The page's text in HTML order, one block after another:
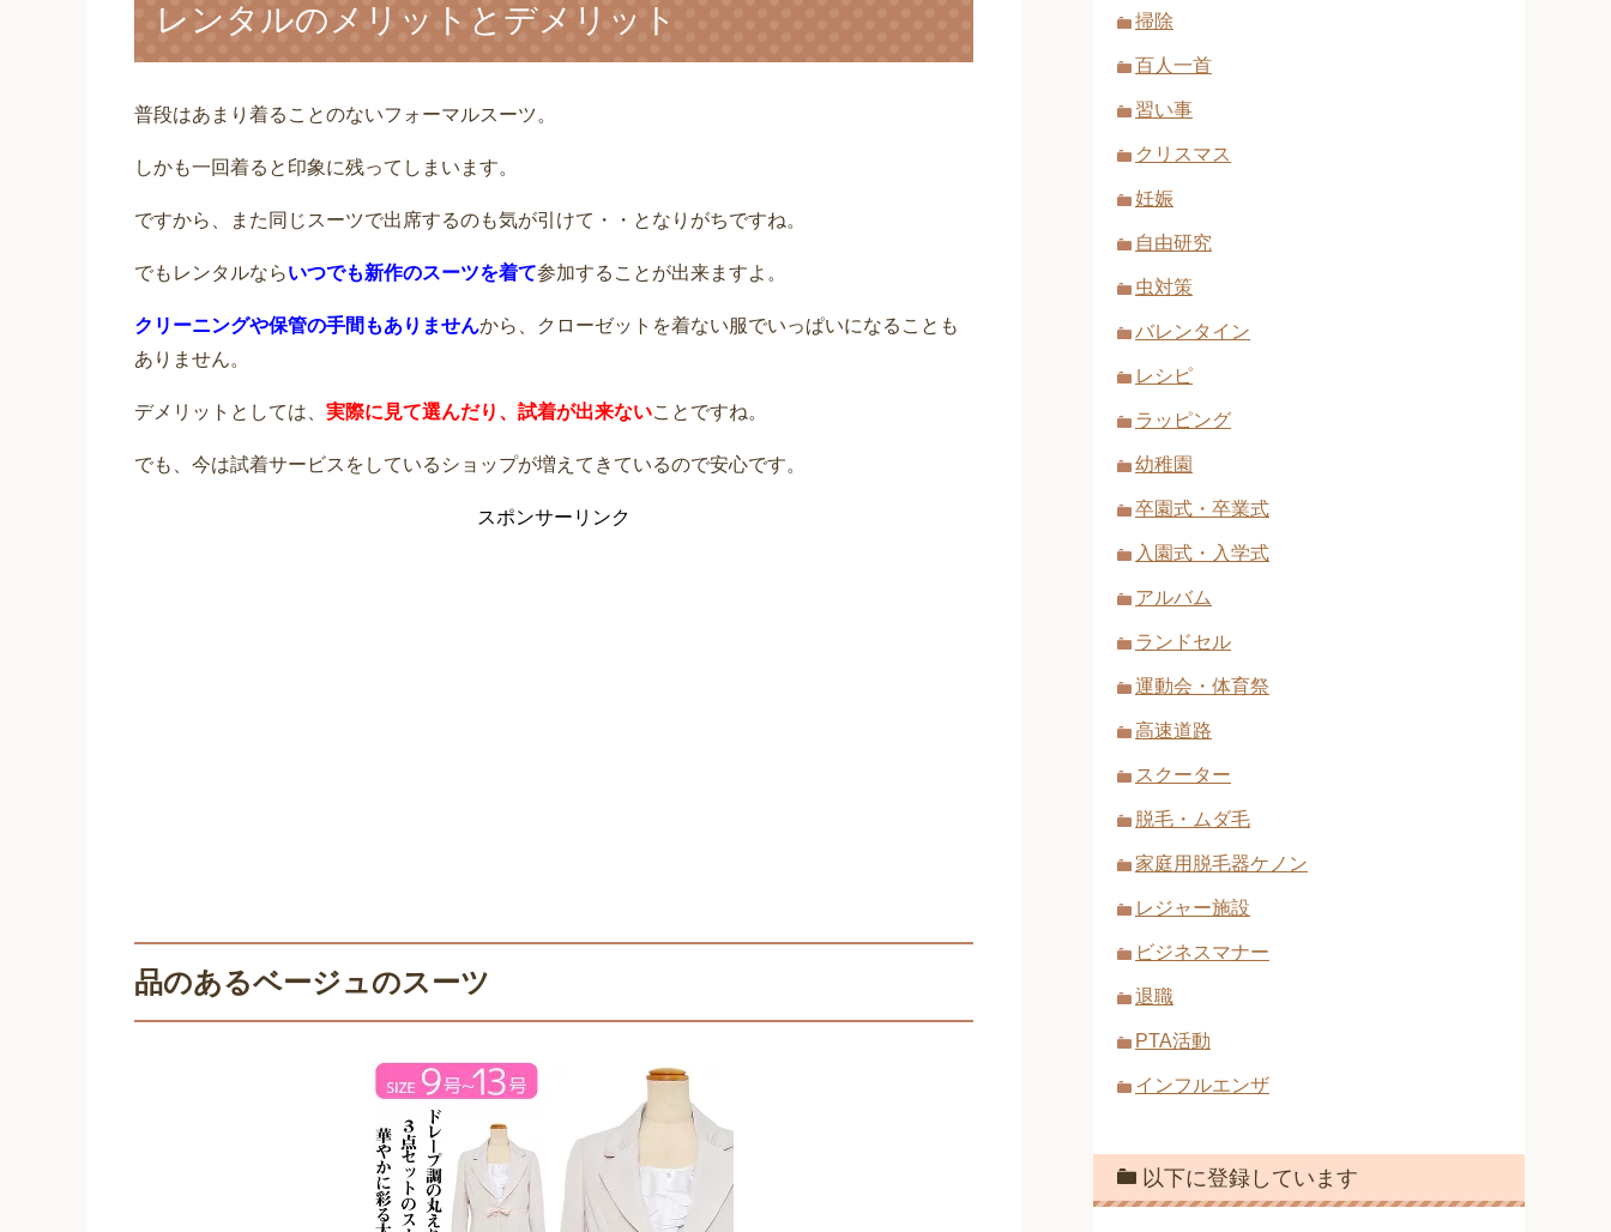
レンタルのメリットとデメリット
普段はあまり着ることのないフォーマルスーツ。
しかも一回着ると印象に残ってしまいます。
ですから、また同じスーツで出席するのも気が引けて・・となりがちですね。
でもレンタルならいつでも新作のスーツを着て参加することが出来ますよ。
クリーニングや保管の手間もありませんから、クローゼットを着ない服でいっぱいになることも
ありません。
デメリットとしては、 実際に見て選んだり、試着が出来ないことですね。
でも、今は試着サービスをしているショップが増えてきているので安心です。
スポンサーリンク
品のあるベージュのスーツ
掃除
百人一首
習い事
クリスマス
妊娠
自由研究
虫対策
バレンタイン
レシピ
ラッピング
幼稚園
卒園式・卒業式
入園式・入学式
アルバム
ランドセル
運動会・体育祭
高速道路
スクーター
脱毛・ムダ毛
家庭用脱毛器ケノン
レジャー施設
ビジネスマナー
退職
PTA活動
インフルエンザ
以下に登録しています